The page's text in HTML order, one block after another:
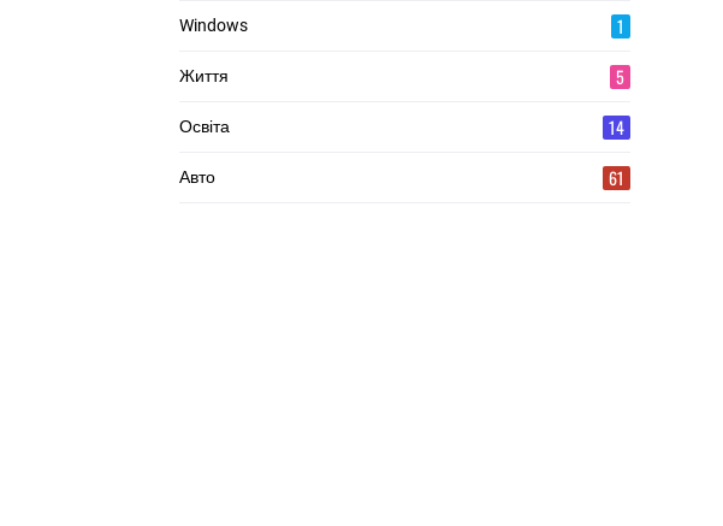
Windows 1
Життя 5
Освіта 14
Авто 61